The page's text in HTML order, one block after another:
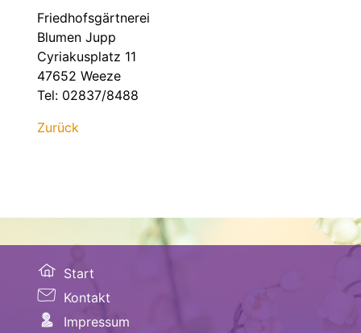
Friedhofsgärtnerei
Blumen Jupp
Cyriakusplatz 11
47652 Weeze
Tel: 02837/8488
Zurück
Start
Kontakt
Impressum